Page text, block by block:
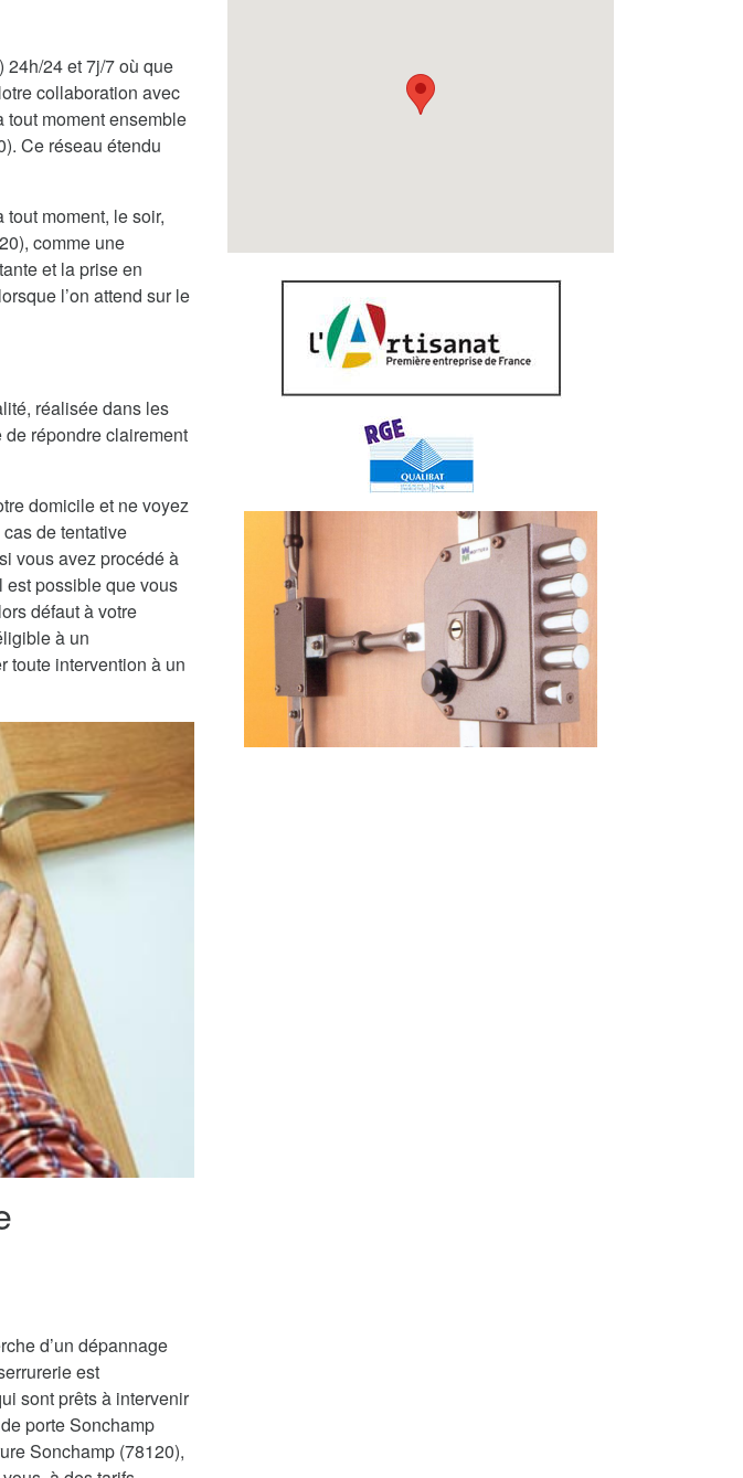
24h/24 et 7j/7 où que
collaboration avec
moment ensemble
Ce réseau étendu
moment, le soir,
comme une
et la prise en
l’on attend sur le
réalisée dans les
de répondre clairement
domicile et ne voyez
de tentative
vous avez procédé à
est possible que vous
défaut à votre
à un
toute intervention à un
d’un dépannage
est
sont prêts à intervenir
porte Sonchamp
Sonchamp (78120),